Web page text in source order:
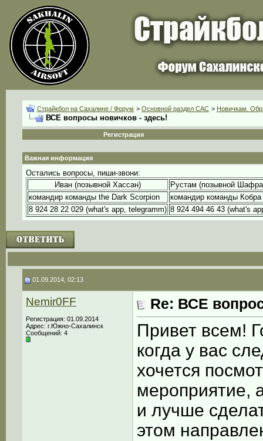
Страйкбол на Сахалине / Форум > Основной раздел CАС > Новичкам.
ВСЕ вопросы новичков - здесь!
Регистрация
Важная информация
Остались вопросы, пиши-звони:
Иван (позывной Хассан)
Рустам (позывной
командир команды the Dark Scorpion
командир команды Кобра
8 924 28 22 029 (what's app, telegramm) 8 924 494 46 43 (what's
01.09.2014, 02:13
Nemir0FF
Регистрация: 01.09.2014
Адрес: г.Южно-Сахалинск
Сообщений: 4
Re: ВСЕ
Привет всем!
когда у вас
хочется
мероприятие,
и лучше
этом